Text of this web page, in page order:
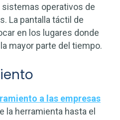
operativos de
La pantalla táctil de
en los lugares donde
mayor parte del tiempo.
a las empresas
la herramienta hasta el